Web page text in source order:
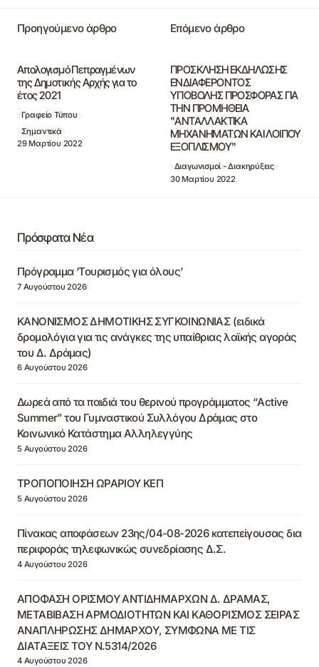
Προηγούμενο άρθρο
Απολογισμό Πεπραγμένων
της Δημοτικής Αρχής για το
έτος 2021
Γραφείο Τύπου
Σημαντικά
29 Μαρτίου 2022
Επόμενο άρθρο
ΠΡΟΣΚΛΗΣΗ ΕΚΔΗΛΩΣΗΣ
ΕΝΔΙΑΦΕΡΟΝΤΟΣ
ΥΠΟΒΟΛΗΣ ΠΡΟΣΦΟΡΑΣ ΓΙΑ
ΤΗΝ ΠΡΟΜΗΘΕΙΑ
"ΑΝΤΑΛΛΑΚΤΙΚΑ
ΜΗΧΑΝΗΜΑΤΩΝ ΚΑΙ ΛΟΙΠΟΥ
ΕΞΟΠΛΙΣΜΟΥ"
Διαγωνισμοί - Διακηρύξεις
30 Μαρτίου 2022
Πρόσφατα Νέα
Πρόγραμμα ‘Τουρισμός για όλους’
7 Αυγούστου 2026
ΚΑΝΟΝΙΣΜΟΣ ΔΗΜΟΤΙΚΗΣ ΣΥΓΚΟΙΝΩΝΙΑΣ (ειδικά
δρομολόγια για τις ανάγκες της υπαίθριας λαϊκής αγοράς
του Δ. Δράμας)
6 Αυγούστου 2026
Δωρεά από τα παιδιά του θερινού προγράμματος “Active
Summer” του Γυμναστικού Συλλόγου Δράμας στο
Κοινωνικό Κατάστημα Αλληλεγγύης
5 Αυγούστου 2026
ΤΡΟΠΟΠΟΙΗΣΗ ΩΡΑΡΙΟΥ ΚΕΠ
5 Αυγούστου 2026
Πίνακας αποφάσεων 23ης/04-08-2026 κατεπείγουσας δια
περιφοράς τηλεφωνικώς συνεδρίασης Δ.Σ.
4 Αυγούστου 2026
ΑΠΟΦΑΣΗ ΟΡΙΣΜΟΥ ΑΝΤΙΔΗΜΑΡΧΩΝ Δ. ΔΡΑΜΑΣ,
ΜΕΤΑΒΙΒΑΣΗ ΑΡΜΟΔΙΟΤΗΤΩΝ ΚΑΙ ΚΑΘΟΡΙΣΜΟΣ ΣΕΙΡΑΣ
ΑΝΑΠΛΗΡΩΣΗΣ ΔΗΜΑΡΧΟΥ, ΣΥΜΦΩΝΑ ΜΕ ΤΙΣ
ΔΙΑΤΑΞΕΙΣ ΤΟΥ Ν.5314/2026
4 Αυγούστου 2026